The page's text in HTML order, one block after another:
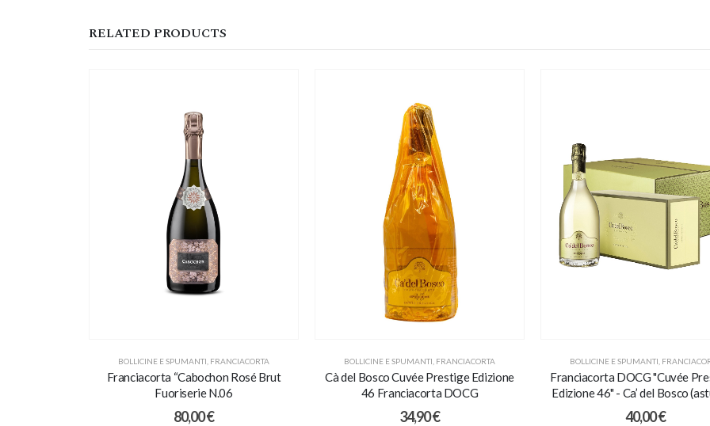
RELATED PRODUCTS
BOLLICINE E SPUMANTI FRANCIACORTA
Franciacorta “Cabochon Rosé Brut
Fuoriserie N.06
80,00€
BOLLICINE E SPUMANTI FRANCIACORTA
Cà del Bosco Cuvée Prestige Edizione
46 Franciacorta DOCG
34,90€
BOLLICINE E SPUMANTI
Franciacorta DOCG "Cuvée
Edizione 46" - Ca’ del Bosco
40,00€